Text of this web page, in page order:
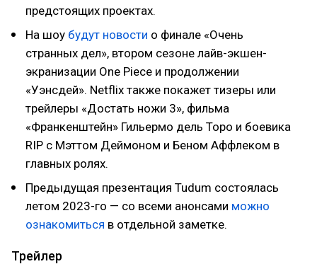
предстоящих проектах.
На шоу будут новости о финале «Очень
странных дел», втором сезоне лайв-экшен-
экранизации One Piece и продолжении
«Уэнсдей». Netflix также покажет тизеры или
трейлеры «Достать ножи 3», фильма
«Франкенштейн» Гильермо дель Торо и боевика
RIP с Мэттом Деймоном и Беном Аффлеком в
главных ролях.
Предыдущая презентация Tudum состоялась
летом 2023-го — со всеми анонсами можно
ознакомиться в отдельной заметке.
Трейлер